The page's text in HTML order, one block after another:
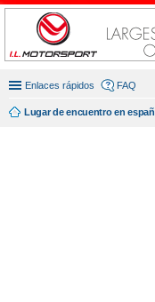
Enlaces rápidos FAQ
Lugar de encuentro en